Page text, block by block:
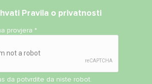
Pravila o privatnosti
provjera*
da potvrdite da niste robot.